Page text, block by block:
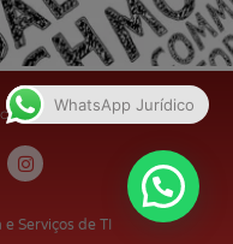
do Sul Fluminense
Serviços de TI
WhatsApp Jurídico